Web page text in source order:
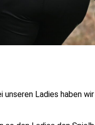
unseren Ladies haben